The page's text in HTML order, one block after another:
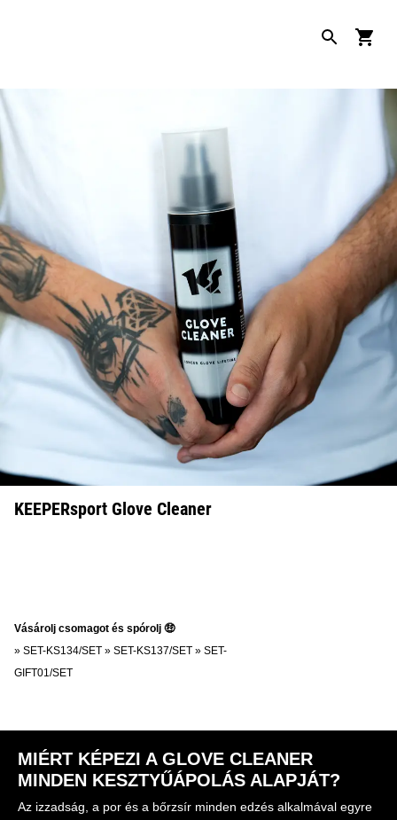
KEEPERsport Glove Cleaner
Vásárolj csomagot és spórolj 🤑
» SET-KS134/SET » SET-KS137/SET » SET-
GIFT01/SET
MIÉRT KÉPEZI A GLOVE CLEANER
MINDEN KESZTYŰÁPOLÁS ALAPJÁT?
Az izzadság, a por és a bőrzsír minden edzés alkalmával egyre